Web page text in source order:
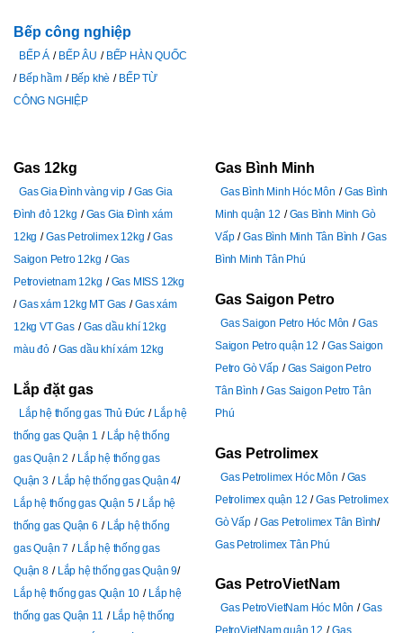
Bếp công nghiệp
BẾP Á BẾP ÂU
BẾP HÀN QUỐC
Bếp hầm
Bếp khè
BẾP TỪ
CÔNG NGHIỆP
Gas 12kg
Gas Gia Đình vàng vip
Gas Gia
Đình đỏ 12kg
Gas Gia Đình xám
12kg
Gas Petrolimex 12kg
Gas
Saigon Petro 12kg
Gas
Petrovietnam 12kg
Gas MISS 12kg
Gas xám 12kg MT Gas
Gas xám
12kg VT Gas
Gas dầu khí 12kg
màu đỏ
Gas dầu khí xám 12kg
Lắp đặt gas
Lắp hệ thống gas Thủ Đức
Lắp hệ
thống gas Quận 1
Lắp hệ thống
gas Quận 2
Lắp hệ thống gas
Quận 3
Lắp hệ thống gas Quận 4
Lắp hệ thống gas Quận 5
Lắp hệ
thống gas Quận 6
Lắp hệ thống
gas Quận 7
Lắp hệ thống gas
Quận 8
Lắp hệ thống gas Quận 9
Lắp hệ thống gas Quận 10
Lắp hệ
thống gas Quận 11
Lắp hệ thống
Gas Bình Minh
Gas Bình Minh Hóc Môn
Gas Bình
Minh quận 12
Gas Bình Minh Gò
Vấp
Gas Bình Minh Tân Bình
Gas
Bình Minh Tân Phú
Gas Saigon Petro
Gas Saigon Petro Hóc Môn
Gas
Saigon Petro quận 12
Gas Saigon
Petro Gò Vấp
Gas Saigon Petro
Tân Bình
Gas Saigon Petro Tân
Phú
Gas Petrolimex
Gas Petrolimex Hóc Môn
Gas
Petrolimex quận 12
Gas Petrolimex
Gò Vấp
Gas Petrolimex Tân Bình
Gas Petrolimex Tân Phú
Gas PetroVietNam
Gas PetroVietNam Hóc Môn
Gas